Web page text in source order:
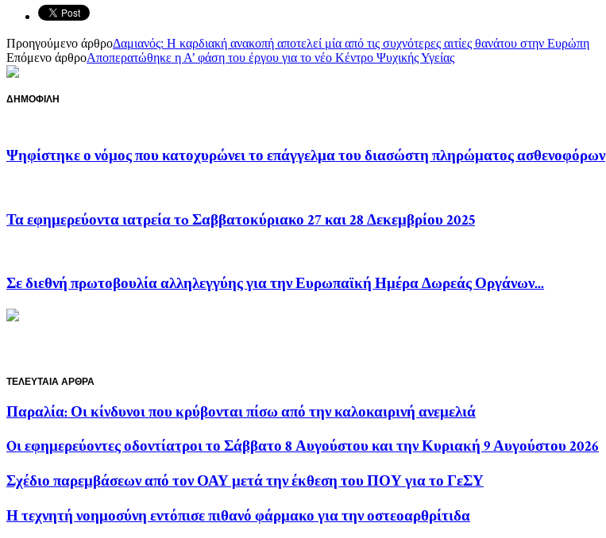
Προηγούμενο άρθροΔαμιανός: Η καρδιακή ανακοπή αποτελεί μία από τις συχνότερες αιτίες θανάτου στην Ευρώπη
Επόμενο άρθροΑποπερατώθηκε η Α’ φάση του έργου για το νέο Κέντρο Ψυχικής Υγείας
ΔΗΜΟΦΙΛΗ
Ψηφίστηκε ο νόμος που κατοχυρώνει το επάγγελμα του διασώστη πληρώματος ασθενοφόρων
Τα εφημερεύοντα ιατρεία τo Σαββατοκύριακο 27 και 28 Δεκεμβρίου 2025
Σε διεθνή πρωτοβουλία αλληλεγγύης για την Ευρωπαϊκή Ημέρα Δωρεάς Οργάνων...
ΤΕΛΕΥΤΑΙΑ ΑΡΘΡΑ
Παραλία: Οι κίνδυνοι που κρύβονται πίσω από την καλοκαιρινή ανεμελιά
Oι εφημερεύοντες οδοντίατροι το Σάββατο 8 Αυγούστου και την Κυριακή 9 Αυγούστου 2026
Σχέδιο παρεμβάσεων από τον ΟΑΥ μετά την έκθεση του ΠΟΥ για το ΓεΣΥ
Η τεχνητή νοημοσύνη εντόπισε πιθανό φάρμακο για την οστεοαρθρίτιδα